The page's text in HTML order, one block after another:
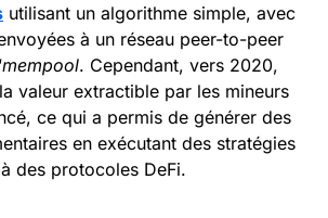
utilisant un algorithme simple, avec
à un réseau peer-to-peer
mempool. Cependant, vers 2020,
valeur extractible par les mineurs
ce qui a permis de générer des
en exécutant des stratégies
des protocoles DeFi.